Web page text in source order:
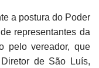
a postura do Poder
representantes da
pelo vereador, que
de São Luís,